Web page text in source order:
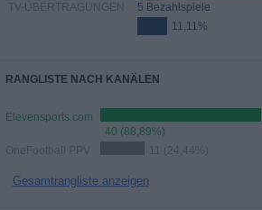
TV-ÜBERTRAGUNGEN
5 Bezahlspiele
11,11%
RANGLISTE NACH KANÄLEN
Elevensports.com
40 (88,89%)
OneFootball PPV
11 (24,44%)
Gesamtrangliste anzeigen